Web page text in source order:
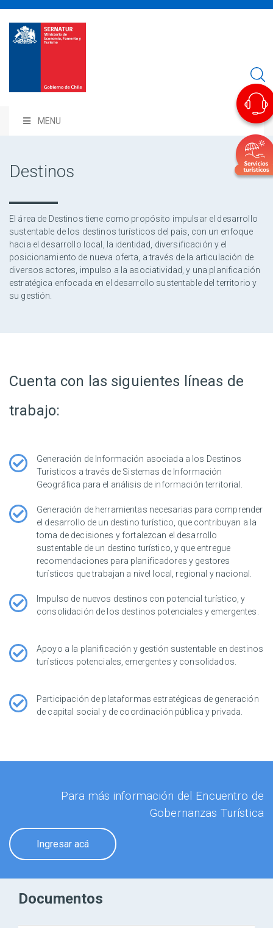
MENU
Destinos
El área de Destinos tiene como propósito impulsar el desarrollo
sustentable de los destinos turísticos del país, con un enfoque
hacia el desarrollo local, la identidad, diversificación y el
posicionamiento de nueva oferta, a través de la articulación de
diversos actores, impulso a la asociatividad, y una planificación
estratégica enfocada en el desarrollo sustentable del territorio y
su gestión.
Cuenta con las siguientes líneas de
trabajo:
Generación de Información asociada a los Destinos
Turísticos a través de Sistemas de Información
Geográfica para el análisis de información territorial.
Generación de herramientas necesarias para comprender
el desarrollo de un destino turístico, que contribuyan a la
toma de decisiones y fortalezcan el desarrollo
sustentable de un destino turístico, y que entregue
recomendaciones para planificadores y gestores
turísticos que trabajan a nivel local, regional y nacional.
Impulso de nuevos destinos con potencial turístico, y
consolidación de los destinos potenciales y emergentes.
Apoyo a la planificación y gestión sustentable en destinos
turísticos potenciales, emergentes y consolidados.
Participación de plataformas estratégicas de generación
de capital social y de coordinación pública y privada.
Para más información del Encuentro de
Gobernanzas Turística
Ingresar acá
Documentos